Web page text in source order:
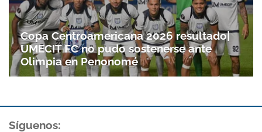
Copa Centroamericana 2026 resultado|
UMECIT FC no pudo sostenerse ante
Olimpia en Penonomé
Síguenos: